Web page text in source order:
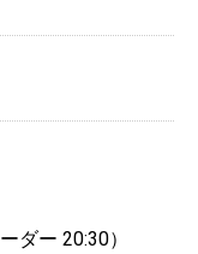
ダー 20:30）